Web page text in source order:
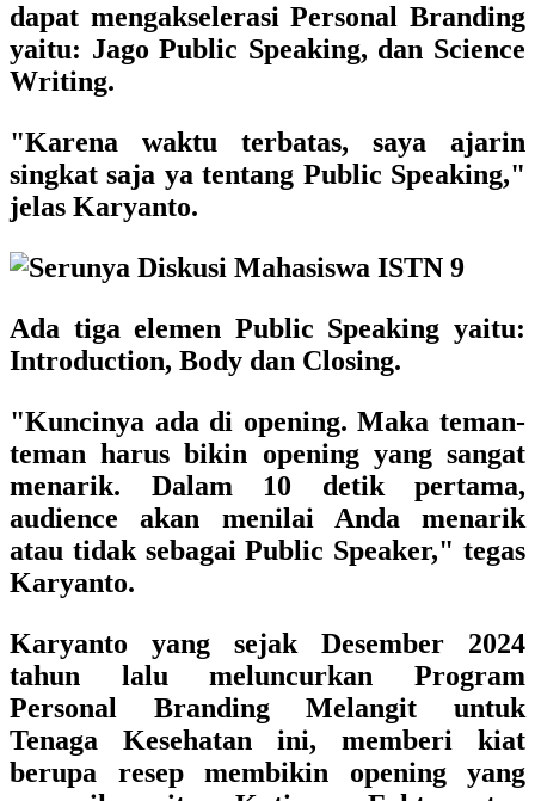
dapat mengakselerasi Personal Branding
yaitu: Jago Public Speaking, dan Science
Writing.
"Karena waktu terbatas, saya ajarin
singkat saja ya tentang Public Speaking,"
jelas Karyanto.
Ada tiga elemen Public Speaking yaitu:
Introduction, Body dan Closing.
"Kuncinya ada di opening. Maka teman-
teman harus bikin opening yang sangat
menarik. Dalam 10 detik pertama,
audience akan menilai Anda menarik
atau tidak sebagai Public Speaker," tegas
Karyanto.
Karyanto yang sejak Desember 2024
tahun lalu meluncurkan Program
Personal Branding Melangit untuk
Tenaga Kesehatan ini, memberi kiat
berupa resep membikin opening yang